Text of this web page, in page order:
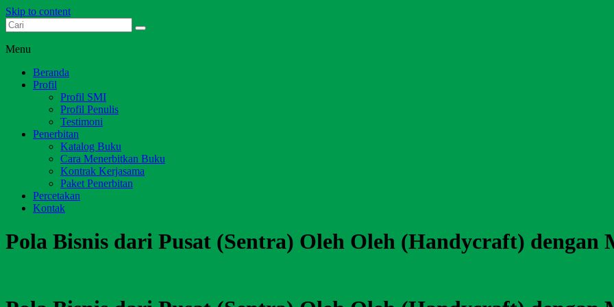
Skip to content
Dari Jambi untuk Indonesia
Menu
Beranda
Profil
Profil SMI
Profil Penulis
Testimoni
Penerbitan
Katalog Buku
Cara Menerbitkan Buku
Kontrak Kerjasama
Paket Penerbitan
Percetakan
Kontak
Pola Bisnis dari Pusat (Sentra) Oleh Oleh (Handycraft) dengan